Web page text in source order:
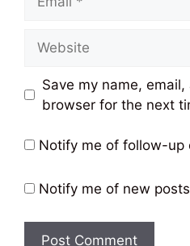
Save my name,
browser for the next
Notify me of follow-up
Notify me of new